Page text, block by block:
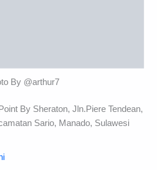
By @arthur7
Sario, Manado, Sulawesi